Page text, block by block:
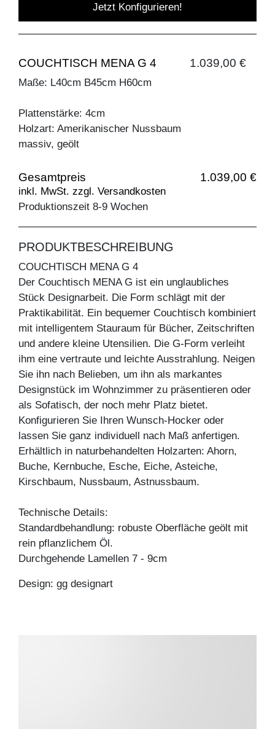
Jetzt Konfigurieren!
COUCHTISCH MENA G 4 1.039,00 €
Maße: L40cm B45cm H60cm
Plattenstärke: 4cm
Holzart: Amerikanischer Nussbaum
massiv, geölt
Gesamtpreis 1.039,00 €
inkl. MwSt. zzgl. Versandkosten
Produktionszeit 8-9 Wochen
PRODUKTBESCHREIBUNG
COUCHTISCH MENA G 4
Der Couchtisch MENA G ist ein unglaubliches
Stück Designarbeit. Die Form schlägt mit der
Praktikabilität. Ein bequemer Couchtisch kombiniert
mit intelligentem Stauraum für Bücher, Zeitschriften
und andere kleine Utensilien. Die G-Form verleiht
ihm eine vertraute und leichte Ausstrahlung. Neigen
Sie ihn nach Belieben, um ihn als markantes
Designstück im Wohnzimmer zu präsentieren oder
als Sofatisch, der noch mehr Platz bietet.
Konfigurieren Sie Ihren Wunsch-Hocker oder
lassen Sie ganz individuell nach Maß anfertigen.
Erhältlich in naturbehandelten Holzarten: Ahorn,
Buche, Kernbuche, Esche, Eiche, Asteiche,
Kirschbaum, Nussbaum, Astnussbaum.
Technische Details:
Standardbehandlung: robuste Oberfläche geölt mit
rein pflanzlichem Öl.
Durchgehende Lamellen 7 - 9cm
Design: gg designart